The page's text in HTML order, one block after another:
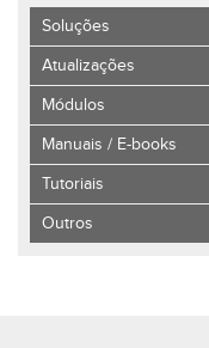
Soluções
Atualizações
Módulos
Manuais / E-books
Tutoriais
Outros